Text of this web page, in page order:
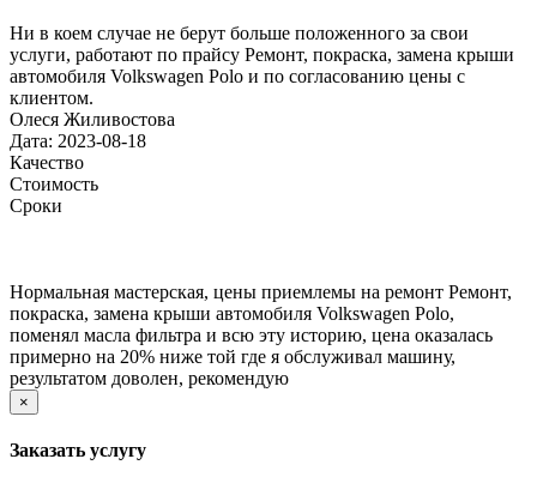
Ни в коем случае не берут больше положенного за свои
услуги, работают по прайсу Ремонт, покраска, замена крыши
автомобиля Volkswagen Polo и по согласованию цены с
клиентом.
Олеся Жиливостова
Дата: 2023-08-18
Качество
Стоимость
Сроки
Нормальная мастерская, цены приемлемы на ремонт Ремонт,
покраска, замена крыши автомобиля Volkswagen Polo,
поменял масла фильтра и всю эту историю, цена оказалась
примерно на 20% ниже той где я обслуживал машину,
результатом доволен, рекомендую
×
Заказать услугу